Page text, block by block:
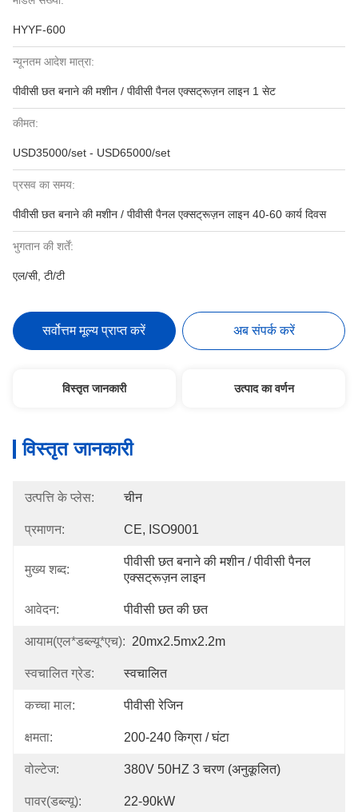
HYYF-600
न्यूनतम आदेश मात्रा:
पीवीसी छत बनाने की मशीन / पीवीसी पैनल एक्सट्रूज़न लाइन 1 सेट
कीमत:
USD35000/set - USD65000/set
प्रसव का समय:
पीवीसी छत बनाने की मशीन / पीवीसी पैनल एक्सट्रूज़न लाइन 40-60 कार्य दिवस
भुगतान की शर्तें:
एल/सी, टी/टी
सर्वोत्तम मूल्य प्राप्त करें अब संपर्क करें
विस्तृत जानकारी उत्पाद का वर्णन
विस्तृत जानकारी
उत्पत्ति के प्लेस: चीन
प्रमाणन: CE, ISO9001
मुख्य शब्द:
पीवीसी छत बनाने की मशीन / पीवीसी पैनल
एक्सट्रूज़न लाइन
आवेदन: पीवीसी छत की छत
आयाम(एल*डब्ल्यू*एच): 20mx2.5mx2.2m
स्वचालित ग्रेड: स्वचालित
कच्चा माल: पीवीसी रेजिन
क्षमता: 200-240 किग्रा / घंटा
वोल्टेज: 380V 50HZ 3 चरण (अनुकूलित)
पावर(डब्ल्यू): 22-90kW